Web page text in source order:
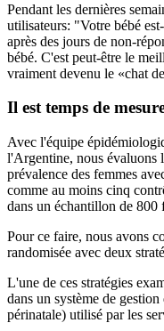
Pendant les dernières
utilisateurs: "Votre bébé
après des jours de non-
bébé. C'est peut-être le
vraiment devenu le «chat
Il est temps de
Avec l'équipe
l'Argentine, nous évaluons
prévalence des femmes
comme au moins cinq
dans un échantillon de 800
Pour ce faire, nous avons
randomisée avec deux
L'une de ces stratégies
dans un système de
périnatale) utilisé par les